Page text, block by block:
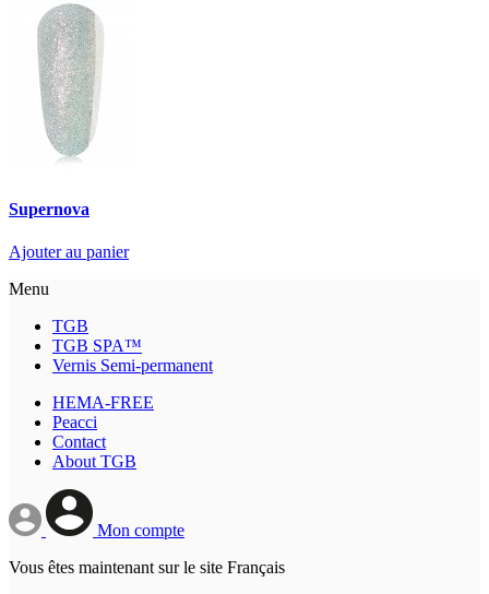
Supernova
Ajouter au panier
Menu
TGB
TGB SPA™
Vernis Semi-permanent
HEMA-FREE
Peacci
Contact
About TGB
Mon compte
Vous êtes maintenant sur le site Français